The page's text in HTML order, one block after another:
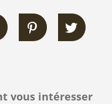
vous intéresser